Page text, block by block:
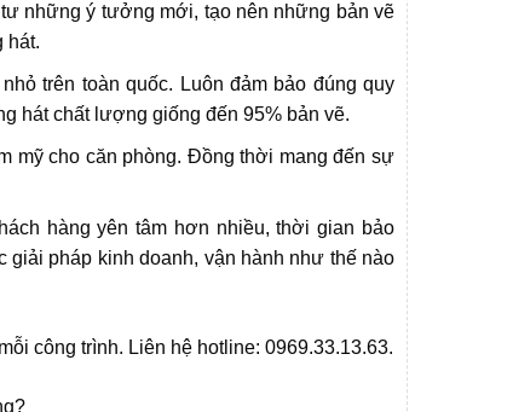
những ý tưởng mới, tạo nên những bản vẽ
hát.
trên toàn quốc. Luôn đảm bảo đúng quy
hát chất lượng giống đến 95% bản vẽ.
mỹ cho căn phòng. Đồng thời mang đến sự
hàng yên tâm hơn nhiều, thời gian bảo
giải pháp kinh doanh, vận hành như thế nào
công trình. Liên hệ hotline: 0969.33.13.63.